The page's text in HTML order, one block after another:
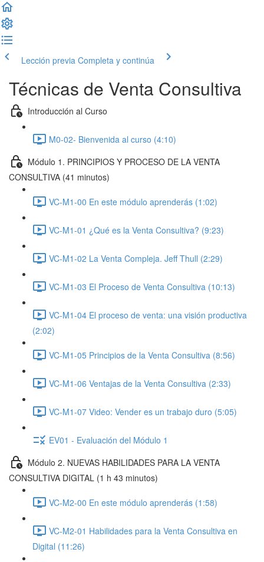
Lección previa Completa y continúa
Técnicas de Venta Consultiva
Introducción al Curso
M0-02- Bienvenida al curso (4:10)
Módulo 1. PRINCIPIOS Y PROCESO DE LA VENTA
CONSULTIVA (41 minutos)
VC-M1-00 En este módulo aprenderás (1:02)
VC-M1-01 ¿Qué es la Venta Consultiva? (9:23)
VC-M1-02 La Venta Compleja. Jeff Thull (2:29)
VC-M1-03 El Proceso de Venta Consultiva (10:13)
VC-M1-04 El proceso de venta: una visión productiva
(2:02)
VC-M1-05 Principios de la Venta Consultiva (8:56)
VC-M1-06 Ventajas de la Venta Consultiva (2:33)
VC-M1-07 Video: Vender es un trabajo duro (5:05)
EV01 - Evaluación del Módulo 1
Módulo 2. NUEVAS HABILIDADES PARA LA VENTA
CONSULTIVA DIGITAL (1 h 43 minutos)
VC-M2-00 En este módulo aprenderás (1:58)
VC-M2-01 Habilidades para la Venta Consultiva en
Digital (11:26)